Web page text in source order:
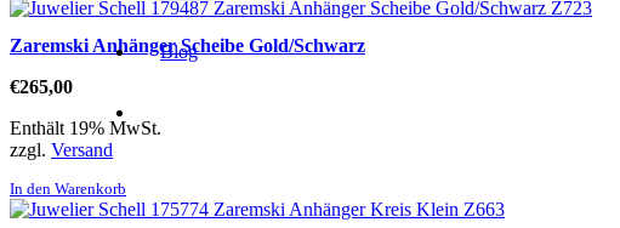
Blog
Zaremski Anhänger Scheibe Gold/Schwarz
€265,00
Enthält 19% MwSt.
zzgl. Versand
In den Warenkorb